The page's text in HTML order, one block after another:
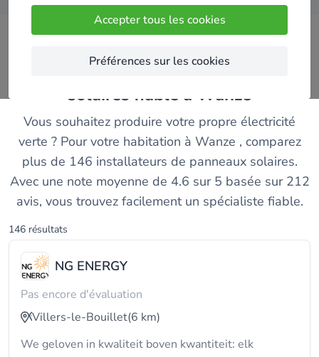
Accepter tous les cookies
Préférences sur les cookies
solaires fiable à Wanze
Vous souhaitez produire votre propre électricité
verte ? Pour votre habitation à Wanze , comparez
plus de 146 installateurs de panneaux solaires.
Avec une note moyenne de 4.6 sur 5 basée sur 212
avis, vous trouvez facilement un spécialiste fiable.
146 résultats
NG ENERGY
Pas encore d'évaluation
Villers-le-Bouillet(6 km)
We geloven in kwaliteit boven kwantiteit: elk